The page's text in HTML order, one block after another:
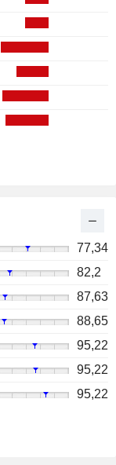
77,34
82,2
87,63
88,65
95,22
95,22
95,22